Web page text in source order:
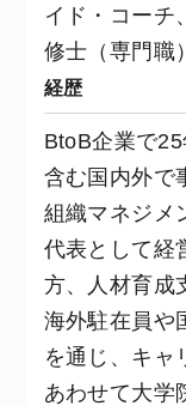
イド・コーチ
修士（専門職
経歴
BtoB企業で
含む国内外で
組織マネジメ
代表として経
方、人材育成
海外駐在員や
を通じ、キャ
あわせて大学